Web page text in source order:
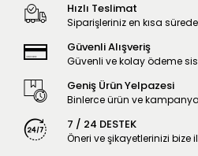
Hızlı Teslimat
Siparişleriniz en kısa
Güvenli Alışveriş
Güvenli ve kolay ödeme
Geniş Ürün Yelpazesi
Binlerce ürün ve
7 / 24 DESTEK
Öneri ve şikayetlerinizi bize